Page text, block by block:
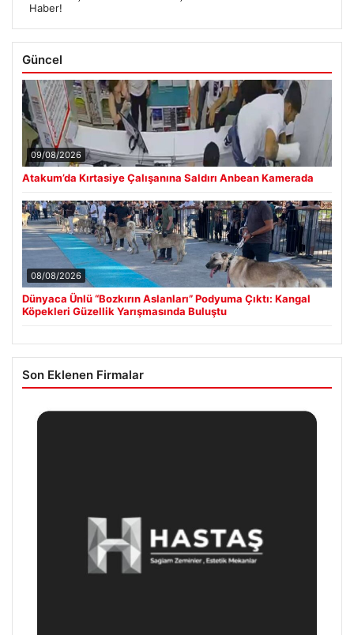
Haber!
Güncel
09/08/2026
Atakum’da Kırtasiye Çalışanına Saldırı Anbean Kamerada
08/08/2026
Dünyaca Ünlü “Bozkırın Aslanları” Podyuma Çıktı: Kangal
Köpekleri Güzellik Yarışmasında Buluştu
Son Eklenen Firmalar